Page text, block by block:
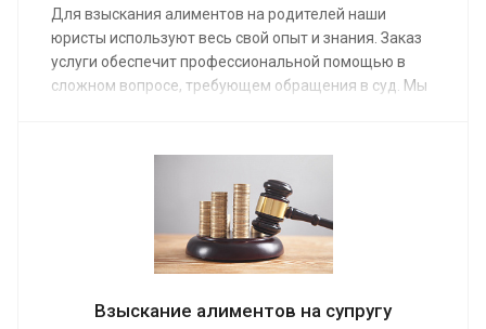
Для взыскания алиментов на родителей наши
юристы используют весь свой опыт и знания. Заказ
услуги обеспечит профессиональной помощью в
сложном вопросе, требующем обращения в суд. Мы
выплат. Средняя стоимость работы наших юристов
по семейным делам от от 20 000 руб.
Взыскание алиментов на супругу